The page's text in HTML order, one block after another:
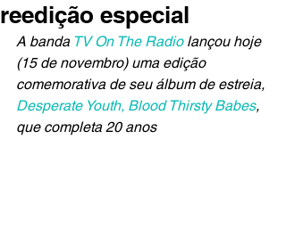
reedição especial
A banda TV On The Radio lançou hoje
(15 de novembro) uma edição
comemorativa de seu álbum de estreia,
Desperate Youth, Blood Thirsty Babes,
que completa 20 anos